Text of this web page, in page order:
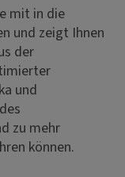
mit in die
und zeigt Ihnen
der
und
zu mehr
können.